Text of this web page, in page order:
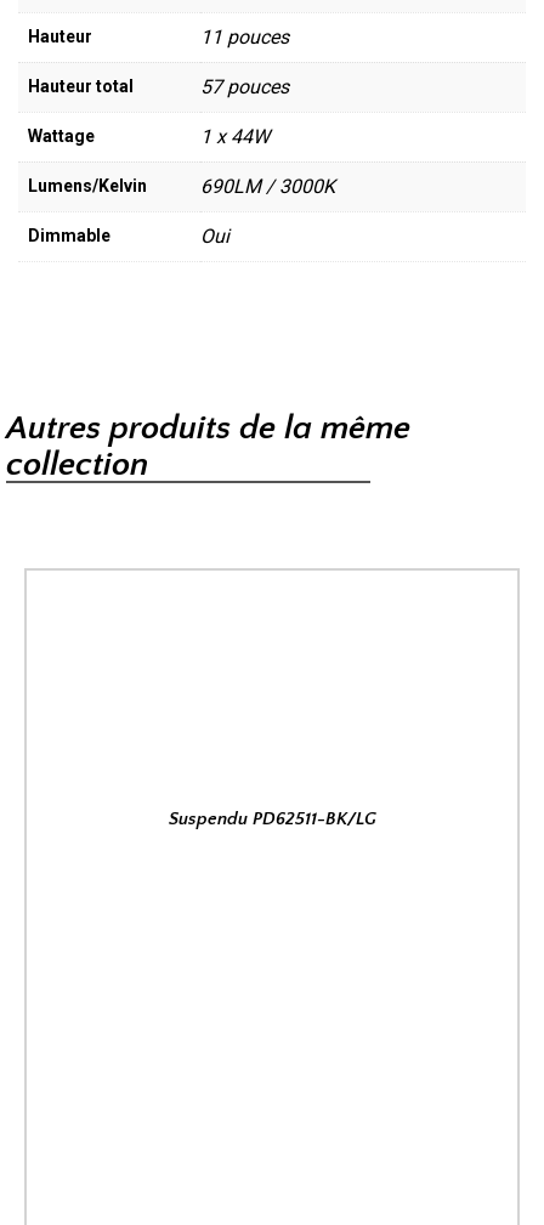
Hauteur 11 pouces
Hauteur total 57 pouces
Wattage 1 x 44W
Lumens/Kelvin 690LM / 3000K
Dimmable Oui
Autres produits de la même
collection
Suspendu PD62511-BK/LG